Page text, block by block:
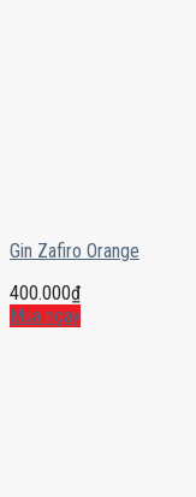
Gin Zafiro Orange
400.000₫
Mua ngay